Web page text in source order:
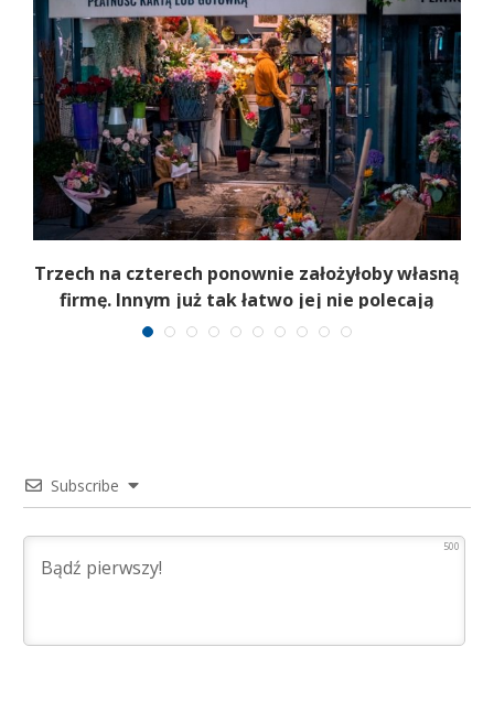
Trzech na czterech ponownie założyłoby własną
firmę. Innym już tak łatwo jej nie polecają
Subscribe
500